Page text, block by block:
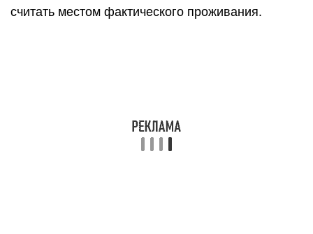
считать местом фактического проживания.